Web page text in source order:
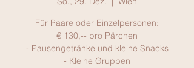
Für Paare oder Einzelpersonen:
€ 130,-- pro Pärchen
- Pausengetränke und kleine Snacks
- Kleine Gruppen